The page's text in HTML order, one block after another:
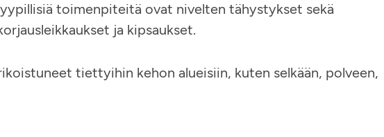
toimenpiteitä ovat nivelten tähystykset sekä
ja kipsaukset.
tiettyihin kehon alueisiin, kuten selkään, polveen,